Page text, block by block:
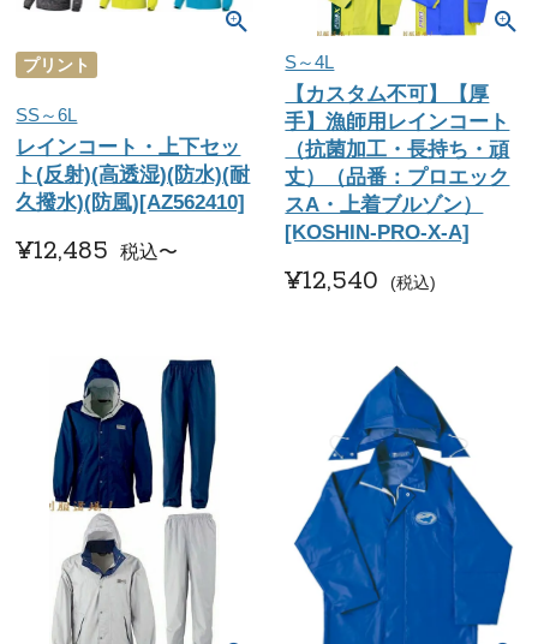
プリント
SS～6L
レインコート・上下セッ
ト(反射)(高透湿)(防水)(耐
久撥水)(防風)[AZ562410]
¥12,485 税込〜
S～4L
【カスタム不可】【厚
手】漁師用レインコート
（抗菌加工・長持ち・頑
丈）（品番：プロエック
スA・上着ブルゾン）
[KOSHIN-PRO-X-A]
¥12,540 税込